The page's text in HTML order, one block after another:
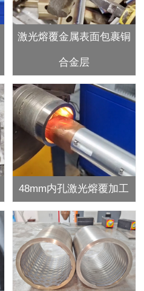
激光熔覆金属表面包裹铜
合金层
48mm内孔激光熔覆加工